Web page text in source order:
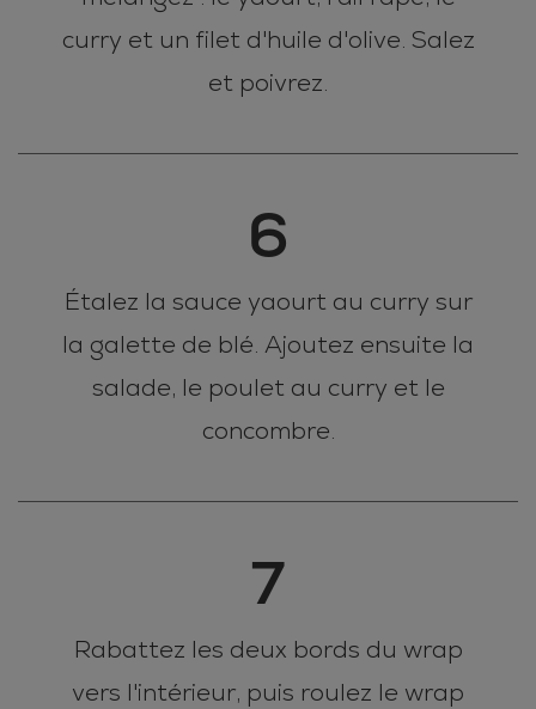
curry et un filet d'huile d'olive. Salez
et poivrez.
6
Étalez la sauce yaourt au curry sur
la galette de blé. Ajoutez ensuite la
salade, le poulet au curry et le
concombre.
7
Rabattez les deux bords du wrap
vers l'intérieur, puis roulez le wrap